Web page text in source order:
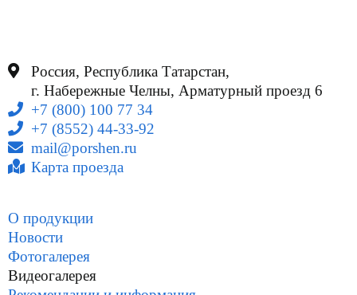
Россия, Республика Татарстан,
г. Набережные Челны, Арматурный проезд 6
+7 (800) 100 77 34
+7 (8552) 44-33-92
mail@porshen.ru
Карта проезда
О продукции
Новости
Фотогалерея
Видеогалерея